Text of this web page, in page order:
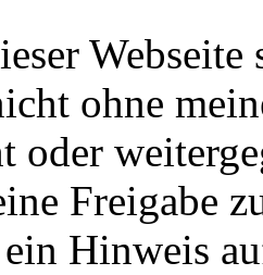
ohne
oder
Freigabe
Hinweis